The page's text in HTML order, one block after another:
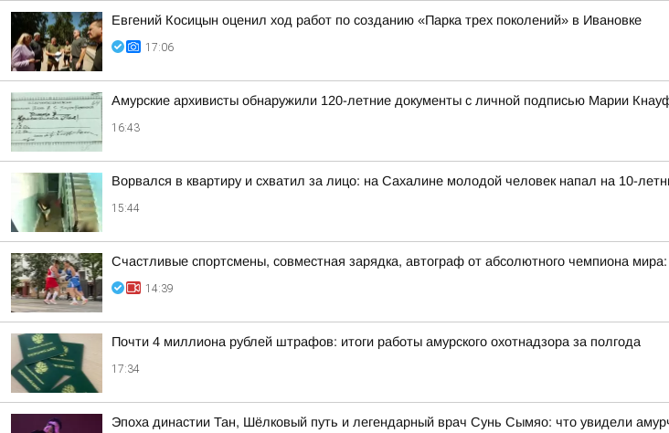
Евгений Косицын оценил ход работ по созданию «Парка трех поколений» в Ивановке
17:06
Амурские архивисты обнаружили 120-летние документы с личной подписью Марии
16:43
Ворвался в квартиру и схватил за лицо: на Сахалине молодой человек напал на 10-
15:44
Счастливые спортсмены, совместная зарядка, автограф от абсолютного чемпиона
14:39
Почти 4 миллиона рублей штрафов: итоги работы амурского охотнадзора за полгода
17:34
Эпоха династии Тан, Шёлковый путь и легендарный врач Сунь Сымяо: что увидели